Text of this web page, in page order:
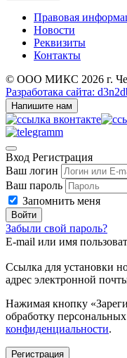
Правовая
Новости
Реквизиты
Контакты
© ООО МИКС 2026 г.
Разработака сайта:
Напишите нам
Вход Регистрация
Ваш логин
Ваш пароль
Запомнить меня
Войти
Забыли свой пароль?
E-mail или имя
Ссылка для установки
адрес электронной
Нажимая кнопку
обработку
конфиденциальности.
Регистрация